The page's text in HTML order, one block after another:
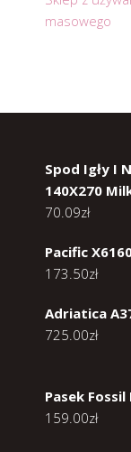
masowego
Spod Igły I
140X270
70.09zł
Pacific
173.50zł
Adriatica
725.00zł
Pasek Fossil
159.00zł